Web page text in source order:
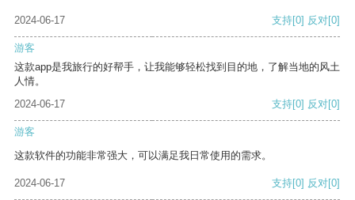
2024-06-17 支持[0] 反对[0]
游客
这款app是我旅行的好帮手，让我能够轻松找到目的地，了解当地的风土
人情。
2024-06-17
支持[0] 反对[0]
游客
这款软件的功能非常强大，可以满足我日常使用的需求。
2024-06-17 支持[0] 反对[0]